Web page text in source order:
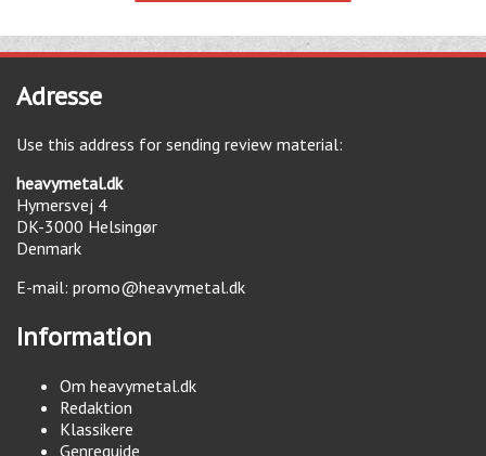
Adresse
Use this address for sending review material:
heavymetal.dk
Hymersvej 4
DK-3000 Helsingør
Denmark
E-mail: promo@heavymetal.dk
Information
Om heavymetal.dk
Redaktion
Klassikere
Genreguide